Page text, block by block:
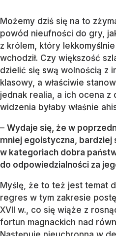
Możemy dziś się na to
powód nieufności do gry,
z królem, który
wchodził. Czy większość
dzielić się swą wolnością z
klasowy, a właściwie
jednak realia, a ich ocena z
widzenia byłaby właśnie
– Wydaje się, że w
mniej egoistyczna, bardziej
w kategoriach dobra
do odpowiedzialności za
Myślę, że to też jest temat
regres w tym zakresie
XVII w., co się wiąże z
fortun magnackich nad